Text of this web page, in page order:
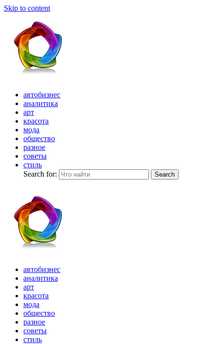
Skip to content
автобизнес
аналитика
арт
красота
мода
общество
разное
советы
стиль
Search for:
Search
автобизнес
аналитика
арт
красота
мода
общество
разное
советы
стиль